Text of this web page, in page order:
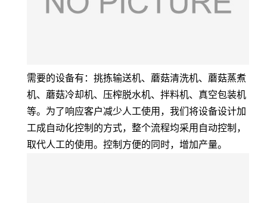
需要的设备有：挑拣输送机、蘑菇清洗机、蘑菇蒸煮
机、蘑菇冷却机、压榨脱水机、拌料机、真空包装机
等。为了响应客户减少人工使用，我们将设备设计加
工成自动化控制的方式，整个流程均采用自动控制，
取代人工的使用。控制方便的同时，增加产量。